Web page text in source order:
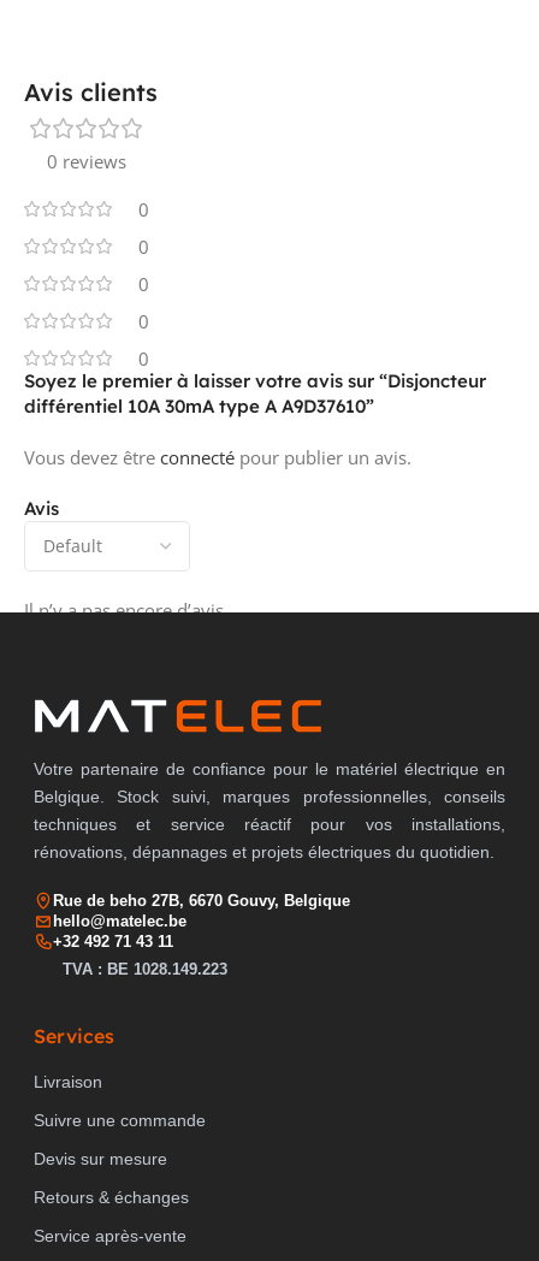
Avis clients
0 reviews
0
0
0
0
0
Avis
Il n’y a pas encore d’avis.
Soyez le premier à laisser votre avis sur “Disjoncteur
différentiel 10A 30mA type A A9D37610”
Vous devez être connecté pour publier un avis.
Votre partenaire de confiance pour le matériel électrique en
Belgique. Stock suivi, marques professionnelles, conseils
techniques et service réactif pour vos installations,
rénovations, dépannages et projets électriques du quotidien.
Rue de beho 27B, 6670 Gouvy, Belgique
hello@matelec.be
+32 492 71 43 11
TVA : BE 1028.149.223
Services
Livraison
Suivre une commande
Devis sur mesure
Retours & échanges
Service après-vente